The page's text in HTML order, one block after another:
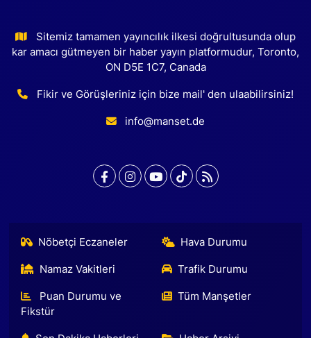
Sitemiz tamamen yayıncılık ilkesi doğrultusunda olup
kar amacı gütmeyen bir haber yayın platformudur, Toronto,
ON D5E 1C7, Canada
Fikir ve Görüşleriniz için bize mail' den ulaabilirsiniz!
info@manset.de
Nöbetçi Eczaneler Hava Durumu
Namaz Vakitleri Trafik Durumu
Puan Durumu ve
Fikstür
Tüm Manşetler